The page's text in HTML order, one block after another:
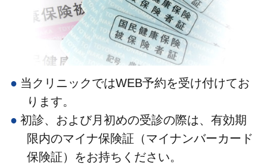
当クリニックではWEB予約を受け付けてお
ります。
初診、および月初めの受診の際は、有効期
限内のマイナ保険証（マイナンバーカード
保険証）をお持ちください。